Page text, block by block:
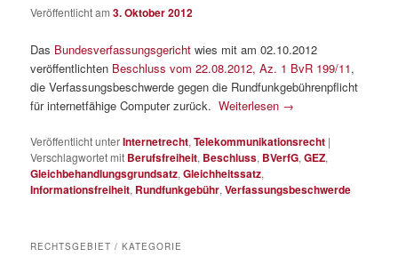
Veröffentlicht am3. Oktober 2012
Das Bundesverfassungsgerichtwies mit am 02.10.2012
veröffentlichten Beschluss vom 22.08.2012, Az. 1 BvR 199/11,
die Verfassungsbeschwerde gegen die Rundfunkgebührenpflicht
für internetfähige Computer zurück.Weiterlesen →
Veröffentlicht unterInternetrecht,Telekommunikationsrecht |
Verschlagwortet mit Berufsfreiheit, Beschluss, BVerfG,GEZ,
Gleichbehandlungsgrundsatz,Gleichheitssatz,
Informationsfreiheit, Rundfunkgebühr,Verfassungsbeschwerde
RECHTSGEBIET / KATEGORIE